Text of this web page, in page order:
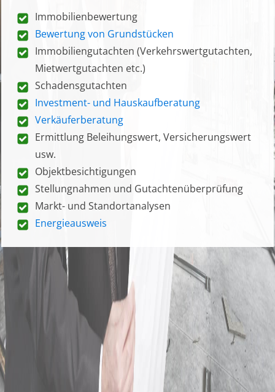
Immobilienbewertung
Bewertung von Grundstücken
Immobiliengutachten (Verkehrswertgutachten,
Mietwertgutachten etc.)
Schadensgutachten
Investment- und Hauskaufberatung
Verkäuferberatung
Ermittlung Beleihungswert, Versicherungswert
usw.
Objektbesichtigungen
Stellungnahmen und Gutachtenüberprüfung
Markt- und Standortanalysen
Energieausweis